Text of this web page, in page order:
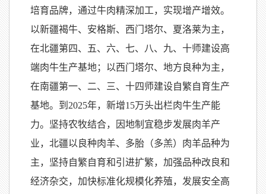
培育品牌，通过牛肉精深加工，实现增产增效。
以新疆褐牛、安格斯、西门塔尔、夏洛莱为主，
在北疆第四、五、六、七、八、九、十师建设高
端肉牛生产基地；以西门塔尔、地方良种为主，
在南疆第一、二、三、十四师建设自繁自育生产
基地。到2025年，新增15万头出栏肉牛生产能
力。坚持农牧结合，因地制宜稳步发展肉羊产
业，北疆以良种肉羊、多胎（多羔）肉羊品种为
主，坚持自繁自育和引进扩繁，加强品种改良和
经济杂交，加快标准化规模化养殖，发展安全高